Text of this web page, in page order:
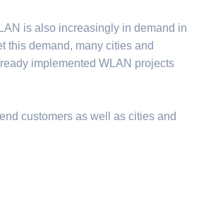
is also increasingly in demand in
this demand, many cities and
implemented WLAN projects
customers as well as cities and